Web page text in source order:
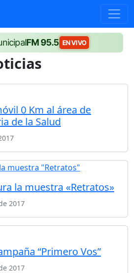
FM 95.5 EN VIVO
0 Km al área de
de la Salud
la muestra «Retratos»
2017
“Primero Vos”
2017